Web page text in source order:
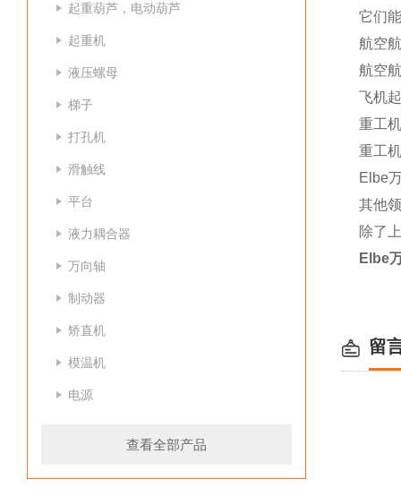
起重葫芦，电动葫芦
起重机
液压螺母
梯子
打孔机
滑触线
平台
液力耦合器
万向轴
制动器
矫直机
模温机
电源
查看全部产品
它们
航空
航空
飞机
重工
重工
Elbe
其他
除了
Elbe
留